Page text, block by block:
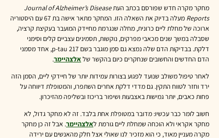
מחקר מקרה חדש שפורסם בכתב העתJournal of Alzheimer’s Disease
Reports
מעלה בדיוק את השאלה הזו. המחקר מתאר אישה בת 67 עם היסטוריה
ארוכה של מחלת ליים כרונית, מחלה שנגרמת מחיידק המועבר בעקיצת קרציה,
שסבלה במשך שנים מכאבי מפרקים, נוקשות, תסמינים עצביים קלים וסימני
דלקת. בבדיקות הדם שלה נמצא גם סמן מוגבר בשם p-tau 217, אחד מסמני
הדם החדשים והחשובים שנחקרים כיום בהקשר של אלצהיימר.
לאחר טיפול משולב שנועד לפגוע בצורות עמידות יותר של חיידקי ליים, הסמן הזה
ירד וחזר לטווח התקין. גם מדדי דלקת אחרים השתפרו, והמטופלת דיווחה על
פחות כאבים, יותר גמישות באצבעות ושיפור בריכוז ובשליפה מהזיכרון.
חשוב לומר כבר עכשיו: מדובר במטופלת אחת בלבד. זה לא מחקר גדול, לא
מחקר אקראי ולא הוכחה שמחלת ליים גורמת לאלצהיימר. אבל זה כן מחקר
מקרה מעניין מאוד, כי הוא מזכיר לנו שאולי אצל חלק מהאנשים עם ירידה